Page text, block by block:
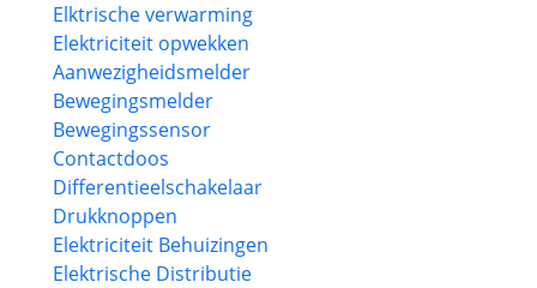
Elktrische verwarming
Elektriciteit opwekken
Aanwezigheidsmelder
Bewegingsmelder
Bewegingssensor
Contactdoos
Differentieelschakelaar
Drukknoppen
Elektriciteit Behuizingen
Elektrische Distributie